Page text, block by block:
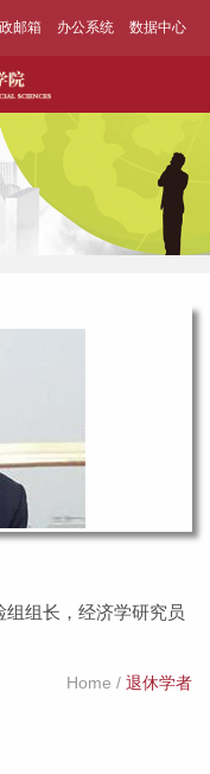
邮箱 办公系统 数据中心
组长，经济学研究员
Home / 退休学者